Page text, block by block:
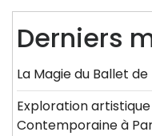
Derniers
La Magie du Ballet
Exploration
Contemporaine à